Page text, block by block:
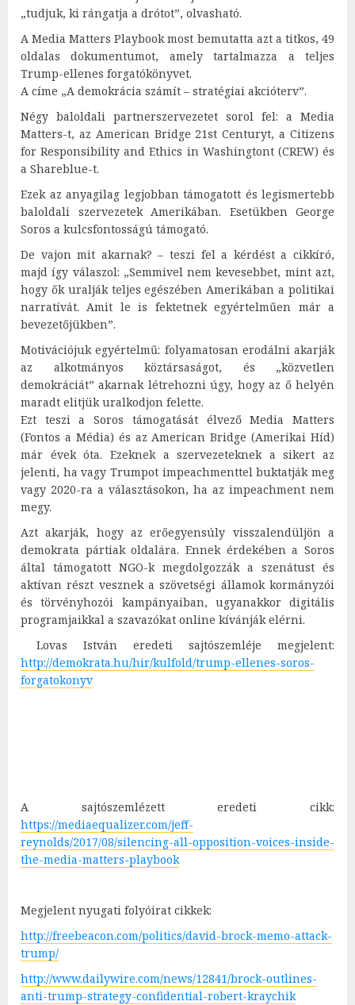
„tudjuk, ki rángatja a drótot”, olvasható.
A Media Matters Playbook most bemutatta azt a titkos, 49
oldalas dokumentumot, amely tartalmazza a teljes
Trump-ellenes forgatókönyvet.
A címe „A demokrácia számít – stratégiai akcióterv”.
Négy baloldali partnerszervezetet sorol fel: a Media
Matters-t, az American Bridge 21st Centuryt, a Citizens
for Responsibility and Ethics in Washingtont (CREW) és
a Shareblue-t.
Ezek az anyagilag legjobban támogatott és legismertebb
baloldali szervezetek Amerikában. Esetükben George
Soros a kulcsfontosságú támogató.
De vajon mit akarnak? – teszi fel a kérdést a cikkíró,
majd így válaszol: „Semmivel nem kevesebbet, mint azt,
hogy ők uralják teljes egészében Amerikában a politikai
narratívát. Amit le is fektetnek egyértelműen már a
bevezetőjükben”.
Motivációjuk egyértelmű: folyamatosan erodálni akarják
az alkotmányos köztársaságot, és „közvetlen
demokráciát” akarnak létrehozni úgy, hogy az ő helyén
maradt elitjük uralkodjon felette.
Ezt teszi a Soros támogatását élvező Media Matters
(Fontos a Média) és az American Bridge (Amerikai Híd)
már évek óta. Ezeknek a szervezeteknek a sikert az
jelenti, ha vagy Trumpot impeachmenttel buktatják meg
vagy 2020-ra a választásokon, ha az impeachment nem
megy.
Azt akarják, hogy az erőegyensúly visszalendüljön a
demokrata pártiak oldalára. Ennek érdekében a Soros
által támogatott NGO-k megdolgozzák a szenátust és
aktívan részt vesznek a szövetségi államok kormányzói
és törvényhozói kampányaiban, ugyanakkor digitális
programjaikkal a szavazókat online kívánják elérni.
Lovas István eredeti sajtószemléje megjelent:
http://demokrata.hu/hir/kulfold/trump-ellenes-soros-
forgatokonyv
A sajtószemlézett eredeti cikk:
https://mediaequalizer.com/jeff-
reynolds/2017/08/silencing-all-opposition-voices-inside-
the-media-matters-playbook
Megjelent nyugati folyóirat cikkek:
http://freebeacon.com/politics/david-brock-memo-attack-
trump/
http://www.dailywire.com/news/12841/brock-outlines-
anti-trump-strategy-confidential-robert-kraychik